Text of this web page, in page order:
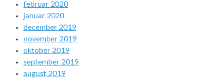
februar 2020
januar 2020
december 2019
november 2019
oktober 2019
september 2019
august 2019